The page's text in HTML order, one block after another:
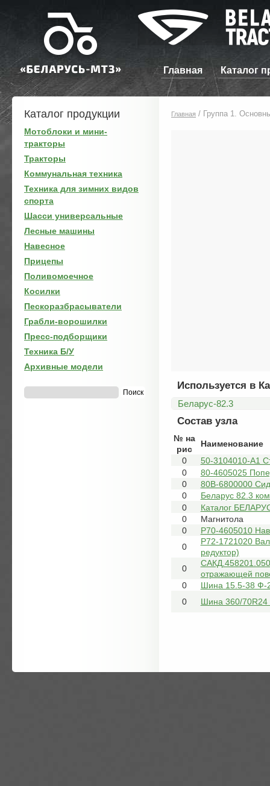
Главная Каталог
Каталог продукции
Мотоблоки и мини-
тракторы
Тракторы
Коммунальная техника
Техника для зимних видов
спорта
Шасси универсальные
Лесные машины
Навесное
Прицепы
Поливомоечное
Косилки
Пескоразбрасыватели
Грабли-ворошилки
Пресс-подборщики
Техника Б/У
Архивные модели
Главная / Группа 1.
Используется в
Беларус-82.3
Состав узла
№ на
рис
Наименование
0
50-3104010-А1
0
80-4605025
0
80В-6800000
0
Беларус 82.3
0
Каталог
0
Магнитола
0
Р70-4605010
0
Р72-1721020
редуктор)
0
САКД.458201.050
отражающей
0
Шина 15.5-38 Ф-
0
Шина 360/70R24